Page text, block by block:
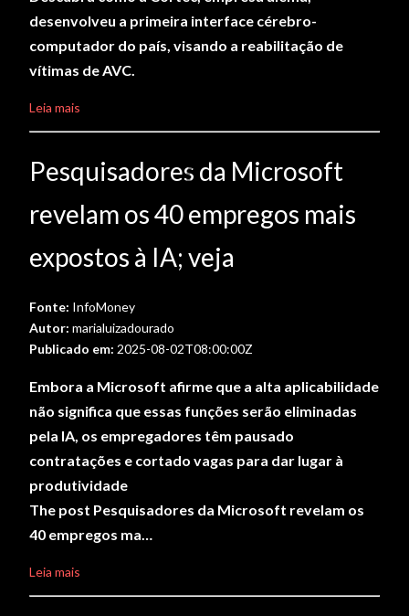
desenvolveu a primeira interface cérebro-
computador do país, visando a reabilitação de
vítimas de AVC.
Leia mais
Pesquisadores da Microsoft
revelam os 40 empregos mais
expostos à IA; veja
Fonte: InfoMoney
Autor: marialuizadourado
Publicado em: 2025-08-02T08:00:00Z
Embora a Microsoft afirme que a alta aplicabilidade
não significa que essas funções serão eliminadas
pela IA, os empregadores têm pausado
contratações e cortado vagas para dar lugar à
produtividade
The post Pesquisadores da Microsoft revelam os
40 empregos ma…
Leia mais